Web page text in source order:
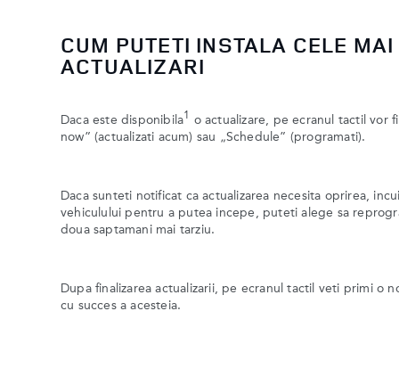
CUM PUTETI INSTALA CELE MAI
ACTUALIZARI
Daca este disponibila1
o actualizare, pe ecranul tactil vor
now” (actualizati acum) sau „Schedule” (programati).
Daca sunteti notificat ca actualizarea necesita oprirea,
vehiculului pentru a putea incepe, puteti alege sa
doua saptamani mai tarziu.
Dupa finalizarea actualizarii, pe ecranul tactil veti primi o
cu succes a acesteia.